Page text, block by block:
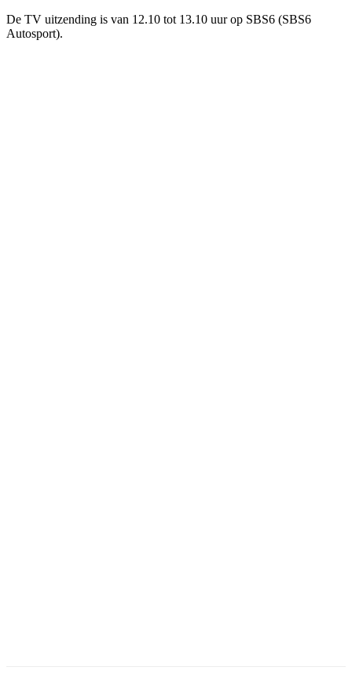
De TV uitzending is van 12.10 tot 13.10 uur op SBS6 (SBS6
Autosport).